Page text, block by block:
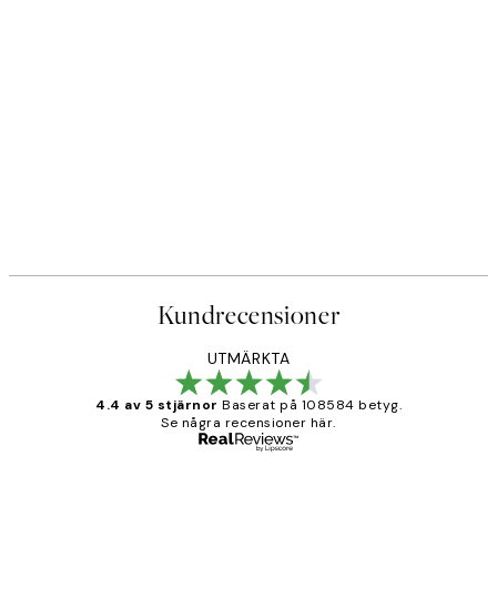
Kundrecensioner
UTMÄRKTA
4.4 av 5 stjärnor Baserat på 108584 betyg.
Se några recensioner här.